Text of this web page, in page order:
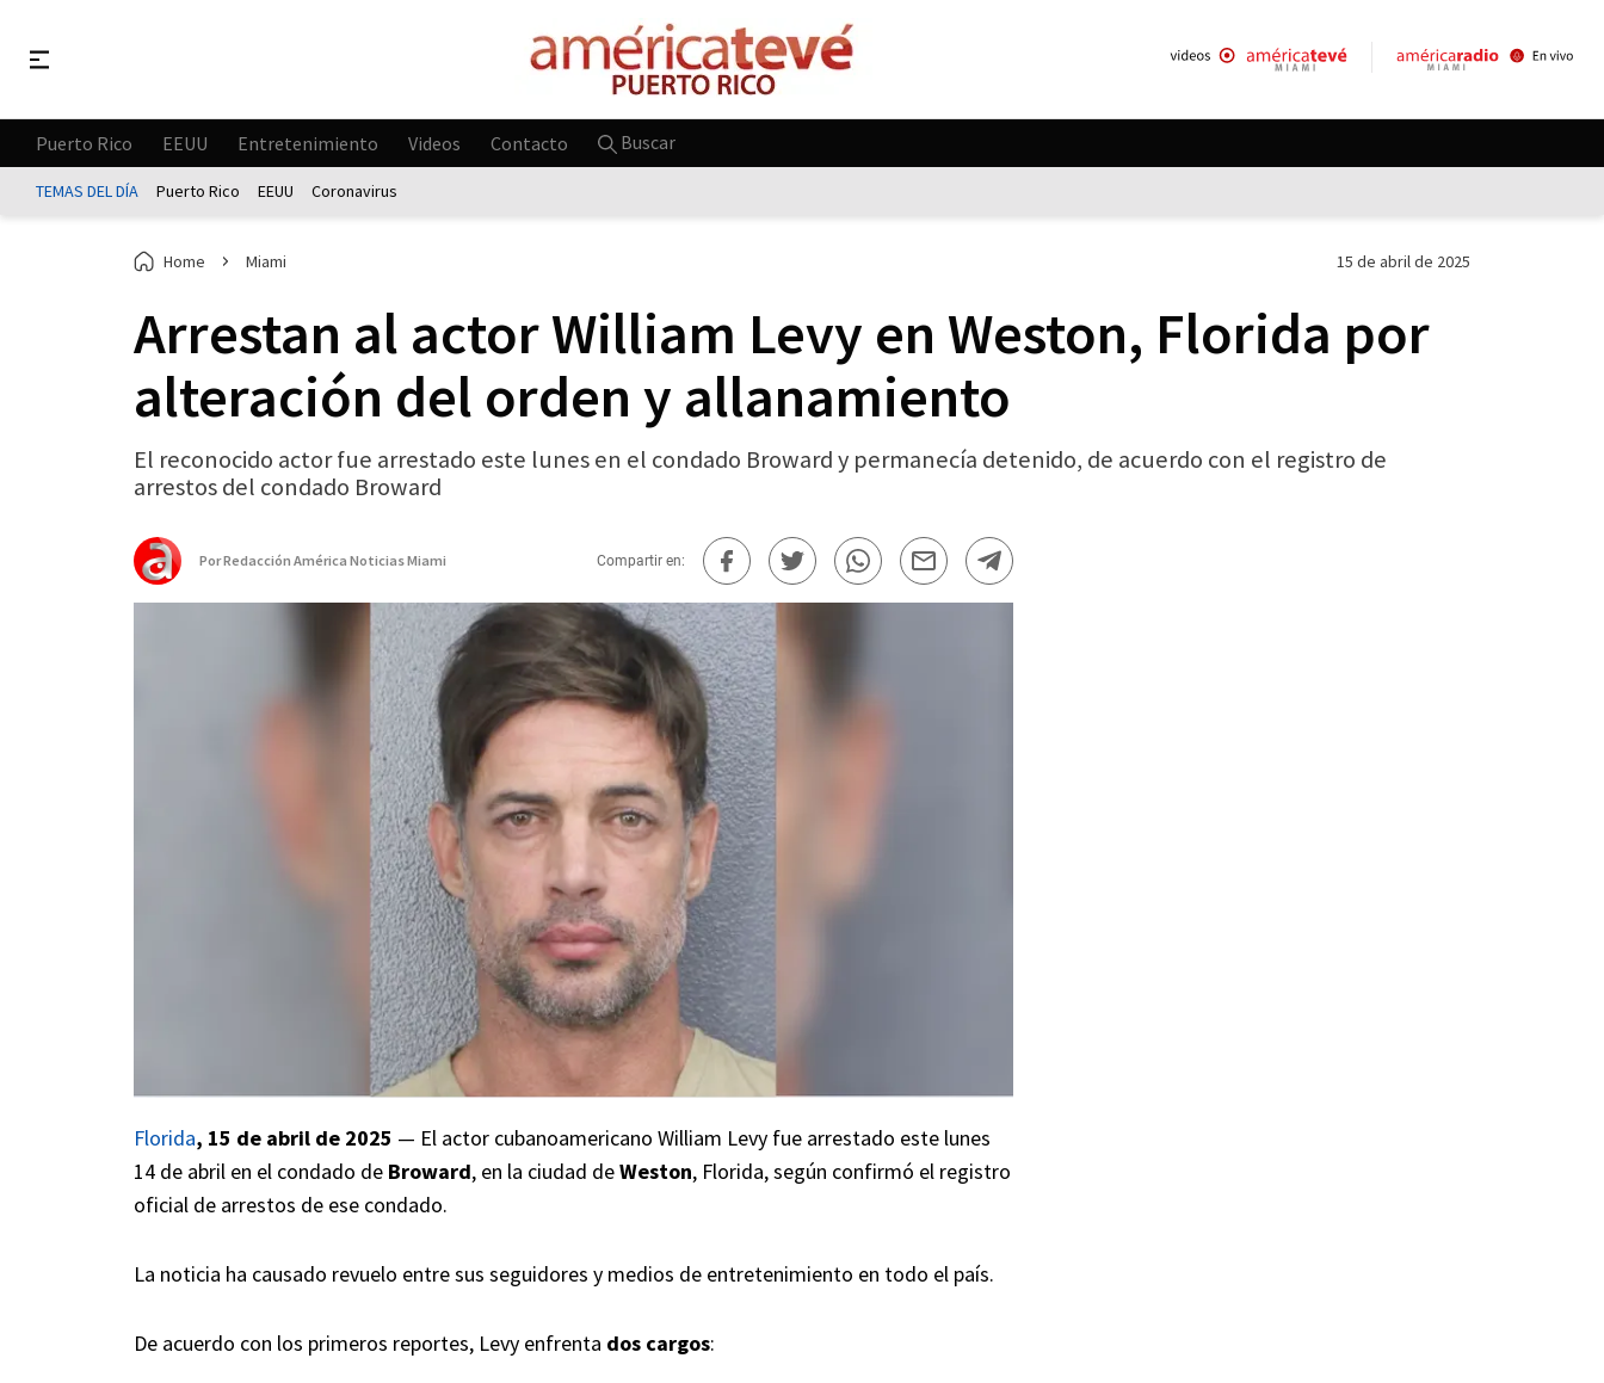
Puerto Rico EEUU Entretenimiento Videos Contacto Buscar
TEMAS DEL DÍA Puerto Rico EEUU Coronavirus
Home Miami 15 de abril de 2025
Arrestan al actor William Levy en Weston, Florida por
alteración del orden y allanamiento
El reconocido actor fue arrestado este lunes en el condado Broward y permanecía detenido, de acuerdo con el registro de
arrestos del condado Broward
PorRedacción América Noticias Miami Compartir en:
Florida, 15 de abril de 2025 — El actor cubanoamericano William Levy fue arrestado este lunes
14 de abril en el condado de Broward, en la ciudad deWeston, Florida, según confirmó el registro
oficial de arrestos de ese condado.
La noticia ha causado revuelo entre sus seguidores y medios de entretenimiento en todo el país.
De acuerdo con los primeros reportes, Levy enfrenta dos cargos: